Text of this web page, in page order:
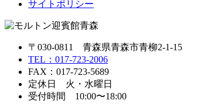
サイトポリシー
〒030-0811 青森県青森市青柳2-1-15
TEL：017-723-2006
FAX：017-723-5689
定休日 火・水曜日
受付時間 10:00〜18:00